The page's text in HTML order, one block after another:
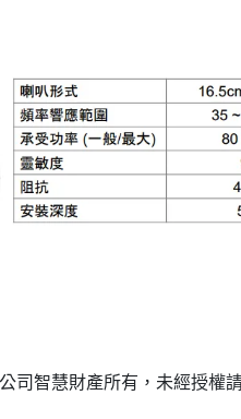
司智慧財產所有，未經授權